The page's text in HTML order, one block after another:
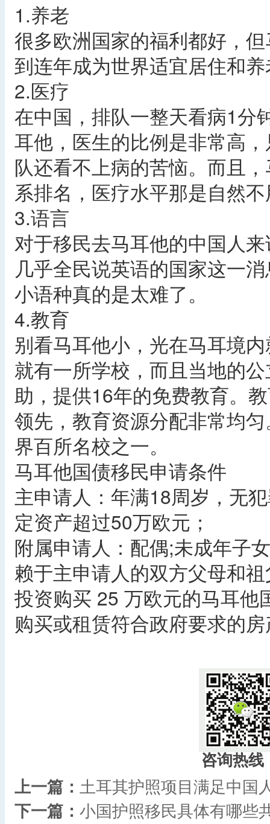
1.养老
很多欧洲国家的福利都好，
到连年成为世界适宜居住和
2.医疗
在中国，排队一整天看病1分
耳他，医生的比例是非常高
队还看不上病的苦恼。而且
系排名，医疗水平那是自然
3.语言
对于移民去马耳他的中国人
几乎全民说英语的国家这一
小语种真的是太难了。
4.教育
别看马耳他小，光在马耳境
就有一所学校，而且当地的
助，提供16年的免费教育。
领先，教育资源分配非常均
界百所名校之一。
马耳他国债移民申请条件
主申请人：年满18周岁，无
定资产超过50万欧元；
附属申请人：配偶;未成年子
赖于主申请人的双方父母和
投资购买 25 万欧元的马耳他
购买或租赁符合政府要求的
咨询热线
上一篇： 土耳其护照项目满足中国
下一篇： 小国护照移民具体有哪些